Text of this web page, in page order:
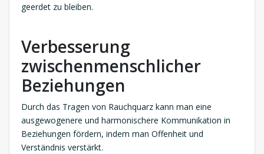
geerdet zu bleiben.
Verbesserung
zwischenmenschlicher
Beziehungen
Durch das Tragen von Rauchquarz kann man eine
ausgewogenere und harmonischere Kommunikation in
Beziehungen fördern, indem man Offenheit und
Verständnis verstärkt.